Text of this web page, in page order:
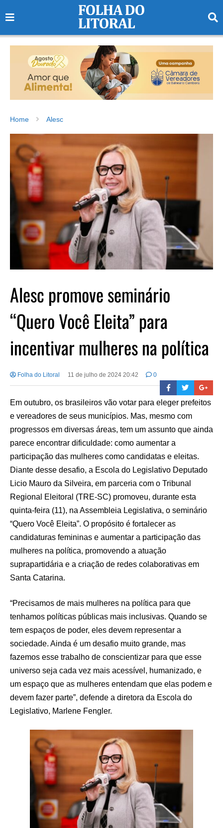
Home Alesc
Alesc promove seminário
“Quero Você Eleita” para
incentivar mulheres na política
Folha do Litoral 11 de julho de 2024 20:42 0
Em outubro, os brasileiros vão votar para eleger prefeitos
e vereadores de seus municípios. Mas, mesmo com
progressos em diversas áreas, tem um assunto que ainda
parece encontrar dificuldade: como aumentar a
participação das mulheres como candidatas e eleitas.
Diante desse desafio, a Escola do Legislativo Deputado
Licio Mauro da Silveira, em parceria com o Tribunal
Regional Eleitoral (TRE-SC) promoveu, durante esta
quinta-feira (11), na Assembleia Legislativa, o seminário
“Quero Você Eleita”. O propósito é fortalecer as
candidaturas femininas e aumentar a participação das
mulheres na política, promovendo a atuação
suprapartidária e a criação de redes colaborativas em
Santa Catarina.
“Precisamos de mais mulheres na política para que
tenhamos políticas públicas mais inclusivas. Quando se
tem espaços de poder, eles devem representar a
sociedade. Ainda é um desafio muito grande, mas
fazemos esse trabalho de conscientizar para que esse
universo seja cada vez mais acessível, humanizado, e
um espaço que as mulheres entendam que elas podem e
devem fazer parte”, defende a diretora da Escola do
Legislativo, Marlene Fengler.